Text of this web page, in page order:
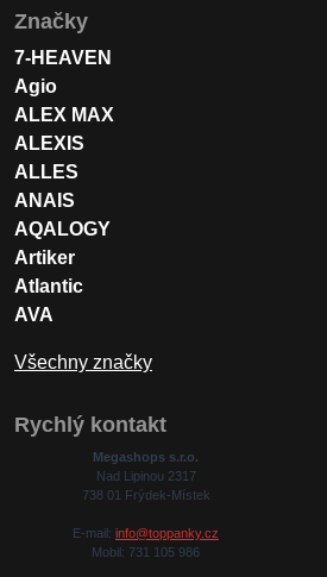
Značky
7-HEAVEN
Agio
ALEX MAX
ALEXIS
ALLES
ANAIS
AQALOGY
Artiker
Atlantic
AVA
Všechny značky
Rychlý kontakt
Megashops s.r.o.
Nad Lipinou 2317
738 01 Frýdek-Místek
E-mail: info@toppanky.cz
Mobil: 731 105 986